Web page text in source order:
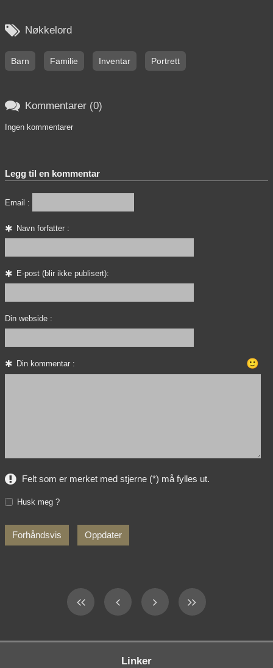
 Nøkkelord
Barn Familie Inventar Portrett
 Kommentarer (0)
Ingen kommentarer
Legg til en kommentar
Email :
Navn forfatter :
E-post (blir ikke publisert):
Din webside :
Din kommentar : 🙂
Felt som er merket med stjerne (*) må fylles ut.
Husk meg ?
Linker